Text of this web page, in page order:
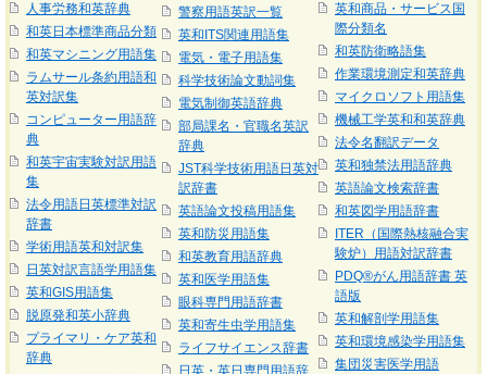
人事労務和英辞典
和英日本標準商品分類
和英マシニング用語集
ラムサール条約用語和
英対訳集
コンピューター用語辞
典
和英宇宙実験対訳用語
集
法令用語日英標準対訳
辞書
学術用語英和対訳集
日英対訳言語学用語集
英和GIS用語集
脱原発和英小辞典
プライマリ・ケア英和
辞典
警察用語英訳一覧
英和ITS関連用語集
電気・電子用語集
科学技術論文動詞集
電気制御英語辞典
部局課名・官職名英訳
辞典
JST科学技術用語日英対
訳辞書
英語論文投稿用語集
英和防災用語集
和英教育用語辞典
英和医学用語集
眼科専門用語辞書
英和寄生虫学用語集
ライフサイエンス辞書
日英・英日専門用語辞
英和商品・サービス国
際分類名
和英防衛略語集
作業環境測定和英辞典
マイクロソフト用語集
機械工学英和和英辞典
法令名翻訳データ
英和独禁法用語辞典
英語論文検索辞書
和英図学用語辞書
ITER（国際熱核融合実
験炉）用語対訳辞書
PDQ®がん用語辞書 英
語版
英和解剖学用語集
英和環境感染学用語集
集団災害医学用語